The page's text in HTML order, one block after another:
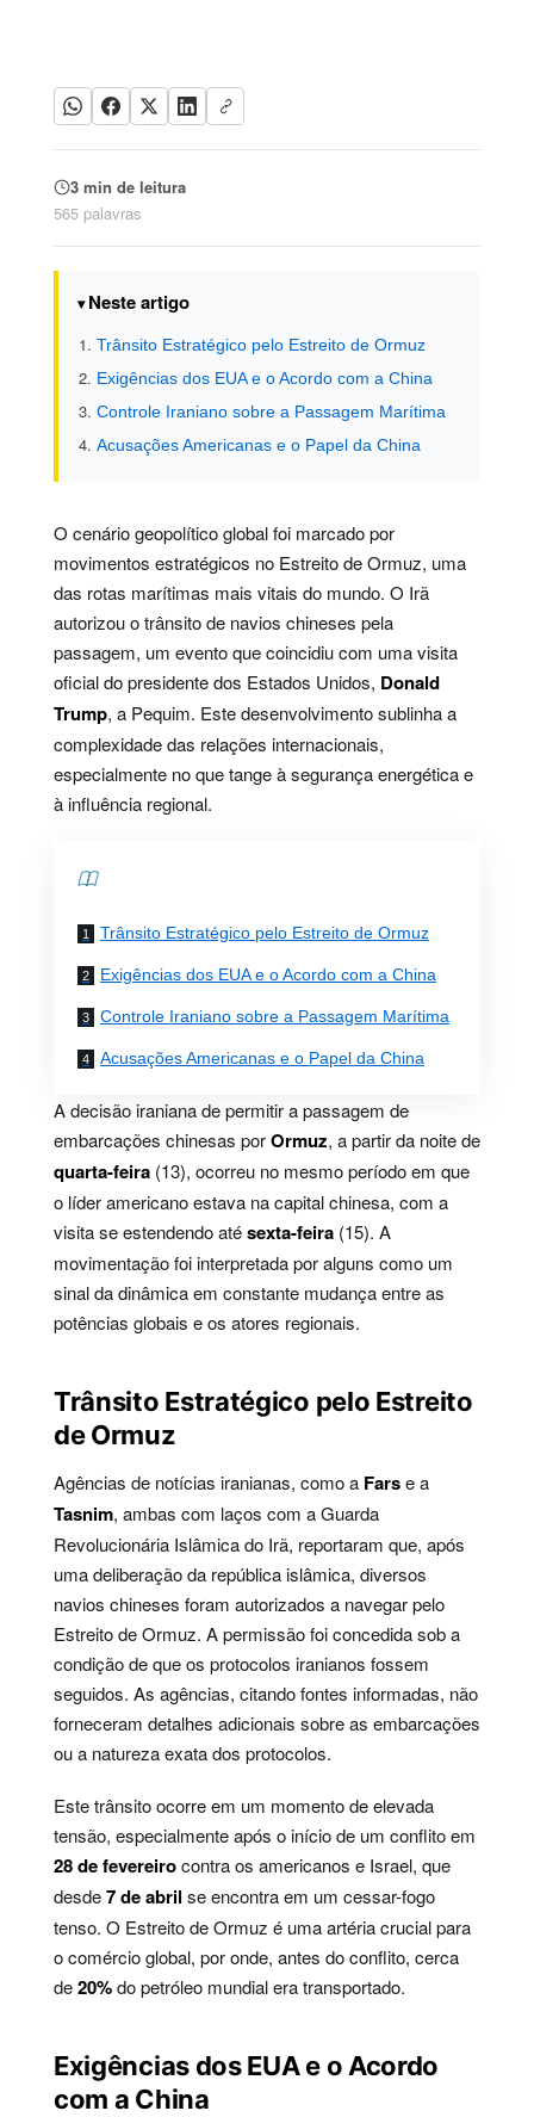
3 min de leitura
565 palavras
Neste artigo
Trânsito Estratégico pelo Estreito de Ormuz
Exigências dos EUA e o Acordo com a China
Controle Iraniano sobre a Passagem Marítima
Acusações Americanas e o Papel da China
O cenário geopolítico global foi marcado por
movimentos estratégicos no Estreito de Ormuz, uma
das rotas marítimas mais vitais do mundo. O Irã
autorizou o trânsito de navios chineses pela
passagem, um evento que coincidiu com uma visita
oficial do presidente dos Estados Unidos, Donald
Trump, a Pequim. Este desenvolvimento sublinha a
complexidade das relações internacionais,
especialmente no que tange à segurança energética e
à influência regional.
Trânsito Estratégico pelo Estreito de Ormuz
Exigências dos EUA e o Acordo com a China
Controle Iraniano sobre a Passagem Marítima
Acusações Americanas e o Papel da China
A decisão iraniana de permitir a passagem de
embarcações chinesas porOrmuz, a partir da noite de
quarta-feira (13), ocorreu no mesmo período em que
o líder americano estava na capital chinesa, com a
visita se estendendo atésexta-feira (15). A
movimentação foi interpretada por alguns como um
sinal da dinâmica em constante mudança entre as
potências globais e os atores regionais.
Trânsito Estratégico pelo Estreito
de Ormuz
Agências de notícias iranianas, como a Farse a
Tasnim, ambas com laços com a Guarda
Revolucionária Islâmica do Irã, reportaram que, após
uma deliberação da república islâmica, diversos
navios chineses foram autorizados a navegar pelo
Estreito de Ormuz. A permissão foi concedida sob a
condição de que os protocolos iranianos fossem
seguidos. As agências, citando fontes informadas, não
forneceram detalhes adicionais sobre as embarcações
ou a natureza exata dos protocolos.
Este trânsito ocorre em um momento de elevada
tensão, especialmente após o início de um conflito em
28 de fevereirocontra os americanos e Israel, que
desde7 de abril se encontra em um cessar-fogo
tenso. O Estreito de Ormuz é uma artéria crucial para
o comércio global, por onde, antes do conflito, cerca
de20%do petróleo mundial era transportado.
Exigências dos EUA e o Acordo
com a China